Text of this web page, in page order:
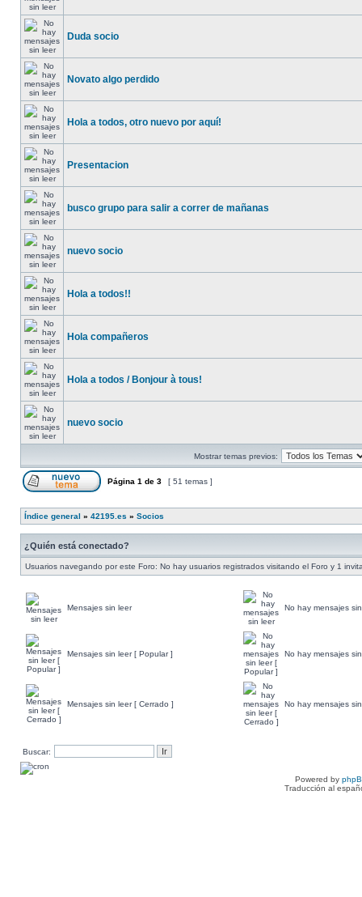
Duda socio
Novato algo perdido
Hola a todos, otro nuevo por aquí!
Presentacion
busco grupo para salir a correr de mañanas
nuevo socio
Hola a todos!!
Hola compañeros
Hola a todos / Bonjour à tous!
nuevo socio
Mostrar temas previos:
Página 1 de 3 [ 51 temas ]
Índice general » 42195.es » Socios
¿Quién está conectado?
Usuarios navegando por este Foro: No hay usuarios registrados visitando el Foro y 1
Mensajes sin leer No hay mensajes
Mensajes sin leer [ Popular ] No hay mensajes
Mensajes sin leer [ Cerrado ] No hay mensajes
Buscar:
Powered by
Traducción al